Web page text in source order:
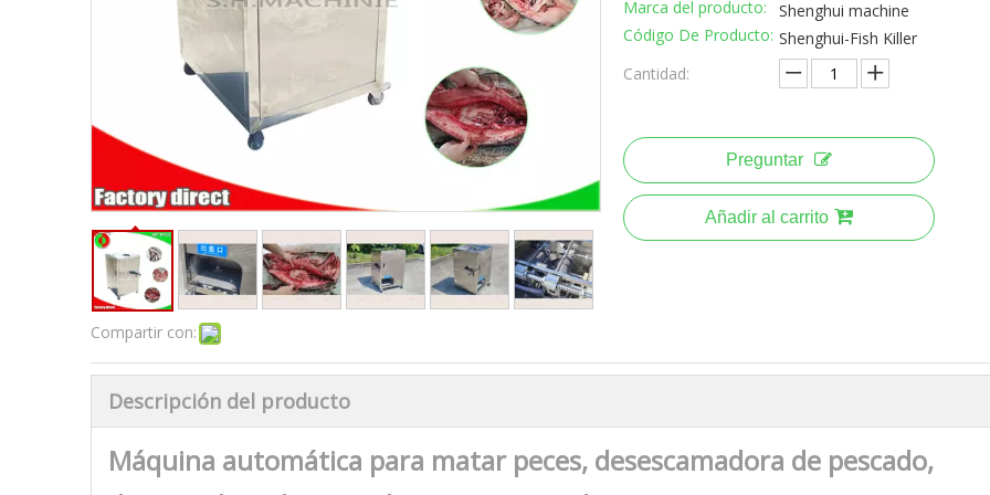
Compartir con:
Marca del producto:
Shenghui machine
Código De Producto: Shenghui-Fish Killer
Cantidad:
Preguntar
Añadir al carrito
Descripción del producto
Máquina automática para matar peces, desescamadora de pescado,